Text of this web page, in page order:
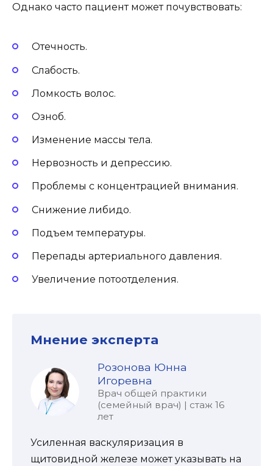
Однако часто пациент может почувствовать:
Отечность.
Слабость.
Ломкость волос.
Озноб.
Изменение массы тела.
Нервозность и депрессию.
Проблемы с концентрацией внимания.
Снижение либидо.
Подъем температуры.
Перепады артериального давления.
Увеличение потоотделения.
Мнение эксперта
Розонова Юнна
Игоревна
Врач общей практики
(семейный врач) | стаж 16
лет
Усиленная васкуляризация в
щитовидной железе может указывать на